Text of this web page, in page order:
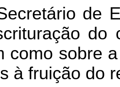
de
do
como sobre
à fruição do